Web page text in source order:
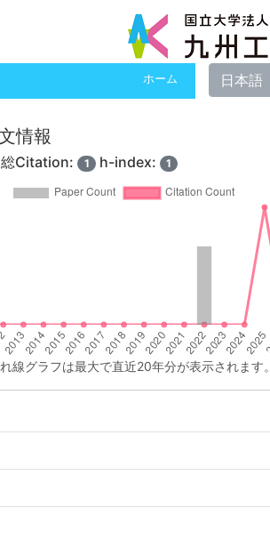
ホーム 日本語
情報
Citation: 1 h-index: 1
線グラフは最大で直近20年分が表示されます。